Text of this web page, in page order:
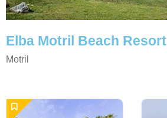
Elba Motril Beach Resort
Motril